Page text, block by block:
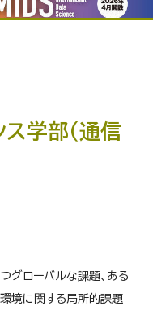
学部（通信
グローバルな課題、ある
境に関する局所的課題